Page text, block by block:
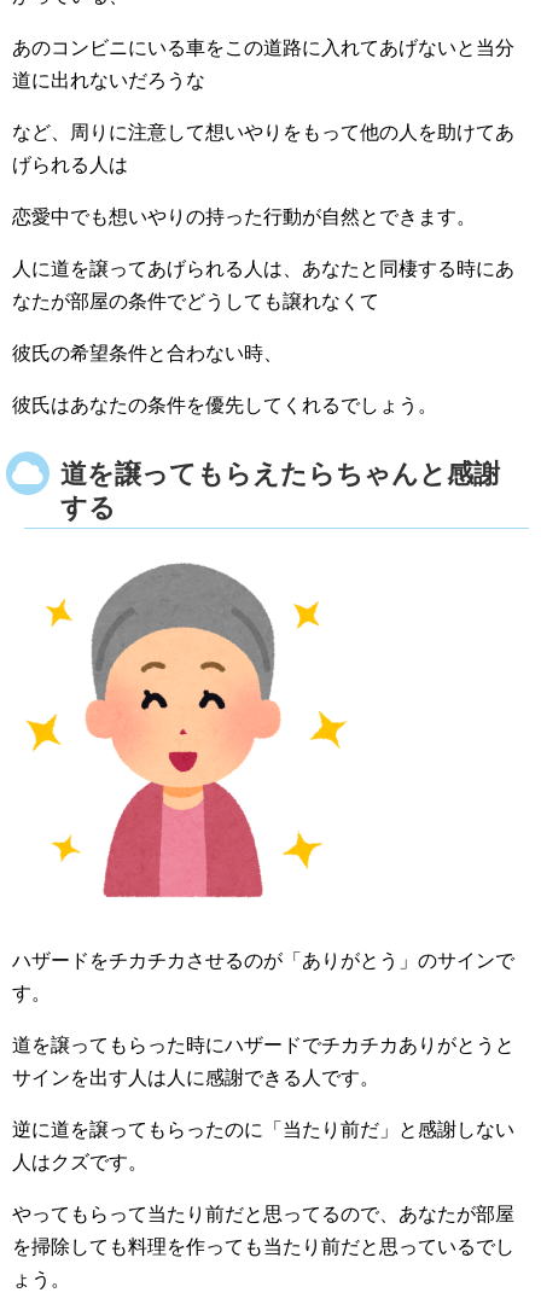
あのコンビニにいる車をこの道路に入れてあげないと当分
道に出れないだろうな
など、周りに注意して想いやりをもって他の人を助けてあ
げられる人は
恋愛中でも想いやりの持った行動が自然とできます。
人に道を譲ってあげられる人は、あなたと同棲する時にあ
なたが部屋の条件でどうしても譲れなくて
彼氏の希望条件と合わない時、
彼氏はあなたの条件を優先してくれるでしょう。
道を譲ってもらえたらちゃんと感謝
する
ハザードをチカチカさせるのが「ありがとう」のサインで
す。
道を譲ってもらった時にハザードでチカチカありがとうと
サインを出す人は人に感謝できる人です。
逆に道を譲ってもらったのに「当たり前だ」と感謝しない
人はクズです。
やってもらって当たり前だと思ってるので、あなたが部屋
を掃除しても料理を作っても当たり前だと思っているでし
ょう。